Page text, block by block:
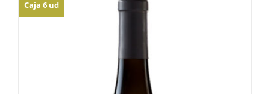
Caja 6 ud